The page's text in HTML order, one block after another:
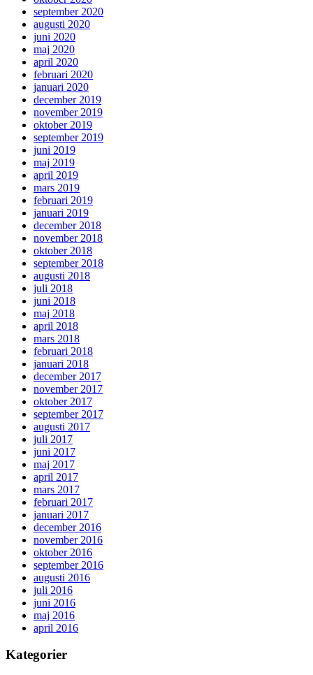
september 2020
augusti 2020
juni 2020
maj 2020
april 2020
februari 2020
januari 2020
december 2019
november 2019
oktober 2019
september 2019
juni 2019
maj 2019
april 2019
mars 2019
februari 2019
januari 2019
december 2018
november 2018
oktober 2018
september 2018
augusti 2018
juli 2018
juni 2018
maj 2018
april 2018
mars 2018
februari 2018
januari 2018
december 2017
november 2017
oktober 2017
september 2017
augusti 2017
juli 2017
juni 2017
maj 2017
april 2017
mars 2017
februari 2017
januari 2017
december 2016
november 2016
oktober 2016
september 2016
augusti 2016
juli 2016
juni 2016
maj 2016
april 2016
Kategorier